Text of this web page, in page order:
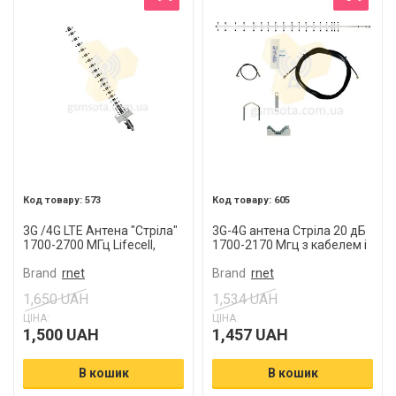
573
3G /4G LTE Антена "Стріла"
1700-2700 МГц Lifecell,
Brand rnet
1,650 UAH
ЦІНА:
1,500 UAH
В кошик
605
3G-4G антена Стріла 20 дБ
1700-2170 Мгц з кабелем і
Brand rnet
1,534 UAH
ЦІНА:
1,457 UAH
В кошик